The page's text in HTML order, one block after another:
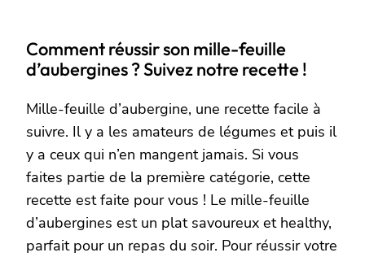
Comment réussir son mille-feuille
d’aubergines ? Suivez notre recette !
Mille-feuille d’aubergine, une recette facile à
suivre. Il y a les amateurs de légumes et puis il
y a ceux qui n’en mangent jamais. Si vous
faites partie de la première catégorie, cette
recette est faite pour vous ! Le mille-feuille
d’aubergines est un plat savoureux et healthy,
parfait pour un repas du soir. Pour réussir votre